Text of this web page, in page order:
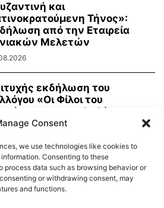
και
Τήνος»:
από την Εταιρεία
Μελετών
εκδήλωση του
«Οι Φίλοι του
με κουκλοθέατρο
Consent
we use technologies like cookies to
Consenting to these
process data such as browsing behavior or
or withdrawing consent, may
and functions.